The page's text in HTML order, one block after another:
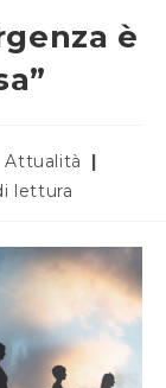
è
Attualità
lettura